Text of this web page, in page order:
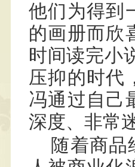
他们为得到
的画册而欣
时间读完小
压抑的时代
冯通过自己
深度、非常
随着商品